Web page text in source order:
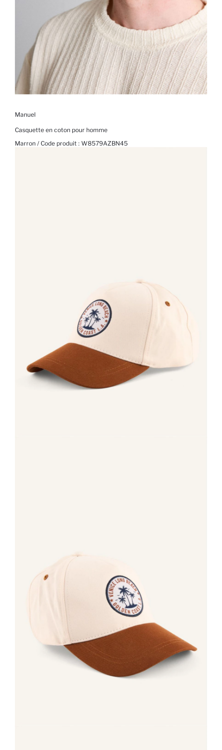
Manuel
Casquette en coton pour homme
Marron / Code produit : W8579AZBN45